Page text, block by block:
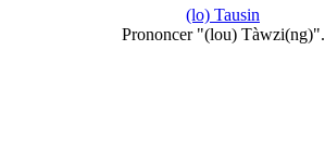
(lo) Tausin
Prononcer "(lou) Tàwzi(ng)".